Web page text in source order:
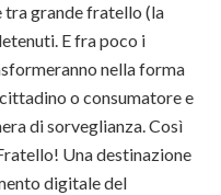
tra grande fratello (la
E fra poco i
nella forma
o consumatore e
di sorveglianza. Così
Una destinazione
digitale del